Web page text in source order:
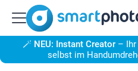
🪄 NEU: Instant Creator –
selbst im